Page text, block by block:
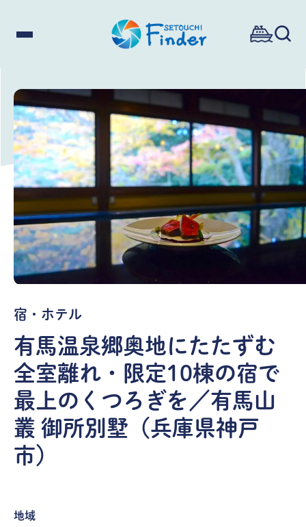
宿・ホテル
有馬温泉郷奥地にたたずむ
全室離れ・限定10棟の宿で
最上のくつろぎを／有馬山
叢 御所別墅（兵庫県神戸
市）
地域